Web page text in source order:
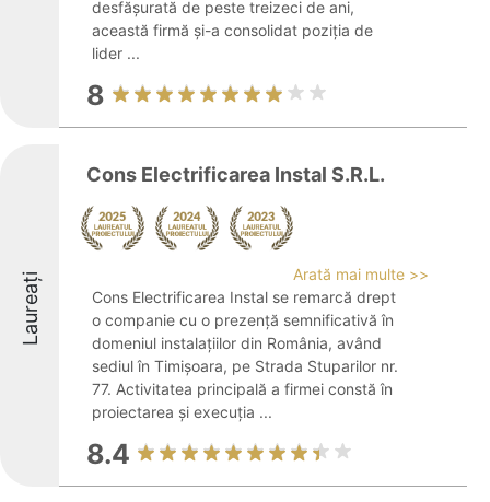
desfășurată de peste treizeci de ani,
această firmă și-a consolidat poziția de
lider ...
8
Laureați
Cons Electrificarea Instal S.R.L.
Arată mai multe >>
Cons Electrificarea Instal se remarcă drept
o companie cu o prezență semnificativă în
domeniul instalațiilor din România, având
sediul în Timișoara, pe Strada Stuparilor nr.
77. Activitatea principală a firmei constă în
proiectarea și execuția ...
8.4